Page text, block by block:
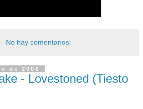
No hay comentarios:
de 2008
- Lovestoned (Tiesto